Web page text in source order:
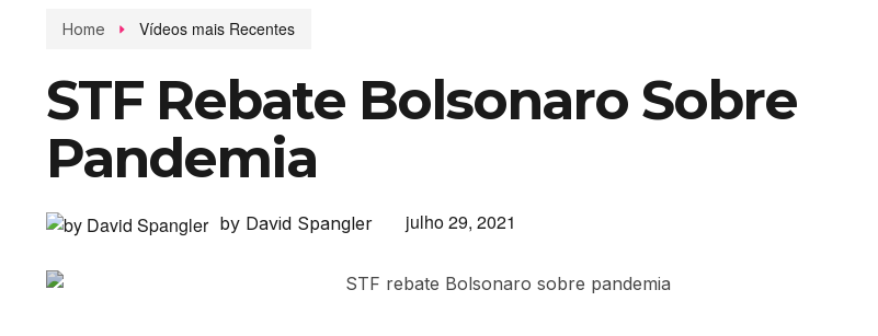
Home Vídeos mais Recentes
STF Rebate Bolsonaro Sobre
Pandemia
by David Spangler julho 29, 2021